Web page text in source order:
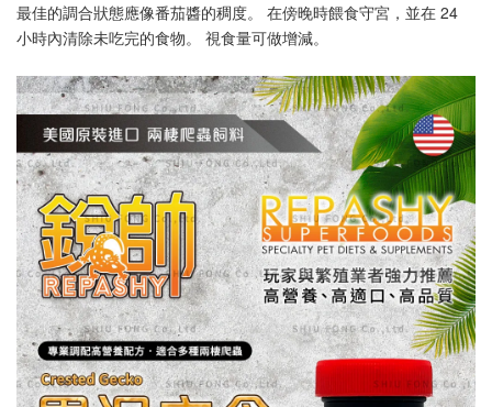
最佳的調合狀態應像番茄醬的稠度。 在傍晚時餵食守宮，並在 24
小時內清除未吃完的食物。 視食量可做增減。